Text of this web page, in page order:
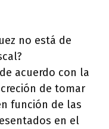
no está de
acuerdo con la
de tomar
función de las
en el